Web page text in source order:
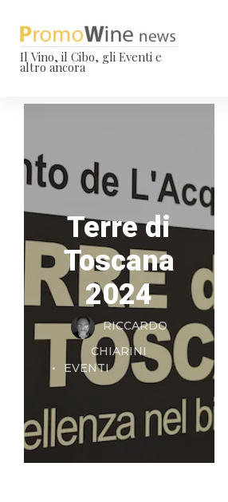
Il Vino, il Cibo, gli Eventi e
altro ancora
Terre di
Toscana
2024
RICCARDO
CHIARINI
EVENTI